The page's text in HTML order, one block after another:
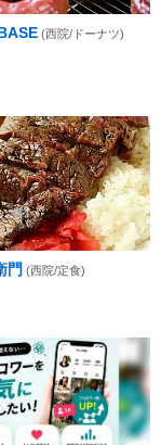
(西院/ドーナツ)
門 (西院/定食)